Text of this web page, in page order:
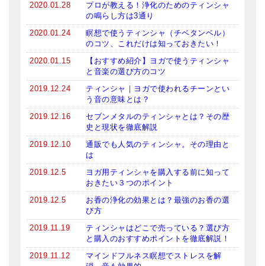
2020.01.28
プロが教える！浄化のためのティンシャ
の鳴らし方は3通り
2020.01.24
瞑想で使うティンシャ（チベタンベル）
のコツ、これだけは知っておきたい！
2020.01.15
【おすすめ紹介】ヨガで使うティンシャ
と音楽の選び方のコツ
2019.12.24
ティンシャ｜ヨガで使われるチーンとい
う音の意味とは？
2019.12.16
セブンメタルのティンシャとは？その歴
史と現状を徹底解説
2019.12.10
通販でも人気のティンシャ。その理由と
は
2019.12.5
ヨガ用ティンシャを購入する前に知って
おきたい３つのポイント
2019.12.5
お香の浄化の効果とは？最強のお香の選
び方
2019.11.19
ティンシャはどこで売っている？選び方
と購入のおすすめポイントを徹底解説！
2019.11.12
マインドフルネス瞑想でストレスを解